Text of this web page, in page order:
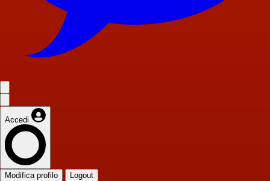
Accedi
Modifica profilo Logout